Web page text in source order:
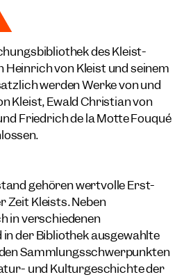
des Kleist-
von Kleist und seinem
werden Werke von und
Kleist, Ewald Christian von
Friedrich de la Motte Fouqué
gehören wertvolle Erst-
Zeit Kleists. Neben
in verschiedenen
der Bibliothek ausgewählte
Sammlungsschwerpunkten
und Kulturgeschichte der